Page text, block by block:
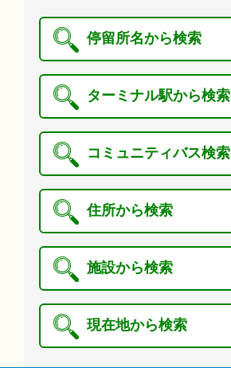
停留所名から検索
ターミナル駅から検索
コミュニティバス検索
住所から検索
施設から検索
現在地から検索